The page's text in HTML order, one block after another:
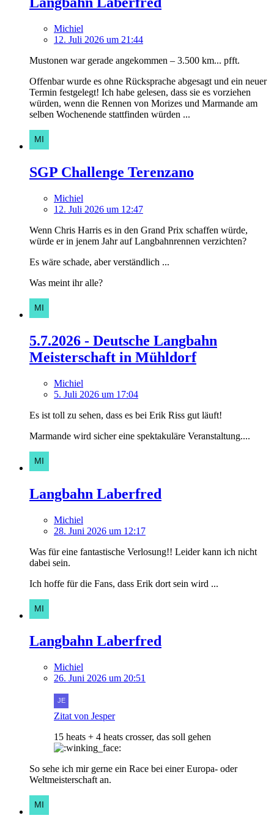
Michiel
12. Juli 2026 um 21:44
Mustonen war gerade angekommen – 3.500 km... pfft.
Offenbar wurde es ohne Rücksprache abgesagt und ein neuer
Termin festgelegt! Ich habe gelesen, dass sie es vorziehen
würden, wenn die Rennen von Morizes und Marmande am
selben Wochenende stattfinden würden ...
SGP Challenge Terenzano
Michiel
12. Juli 2026 um 12:47
Wenn Chris Harris es in den Grand Prix schaffen würde,
würde er in jenem Jahr auf Langbahnrennen verzichten?
Es wäre schade, aber verständlich ...
Was meint ihr alle?
5.7.2026 - Deutsche Langbahn
Meisterschaft in Mühldorf
Michiel
5. Juli 2026 um 17:04
Es ist toll zu sehen, dass es bei Erik Riss gut läuft!
Marmande wird sicher eine spektakuläre Veranstaltung....
Langbahn Laberfred
Michiel
28. Juni 2026 um 12:17
Was für eine fantastische Verlosung!! Leider kann ich nicht
dabei sein.
Ich hoffe für die Fans, dass Erik dort sein wird ...
Langbahn Laberfred
Michiel
26. Juni 2026 um 20:51
Zitat von Jesper
15 heats + 4 heats crosser, das soll gehen
So sehe ich mir gerne ein Race bei einer Europa- oder
Weltmeisterschaft an.